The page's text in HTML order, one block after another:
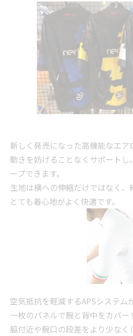
新しく発売になった高機能なエア
動きを妨げることなくサポートし
ープできます。
生地は横への伸縮だけではなく、
とても着心地がよく快適です。
空気抵抗を軽減するAPSシステム
一枚のパネルで腕と背中をカバー
脇付近や腕口の段差をより少なく